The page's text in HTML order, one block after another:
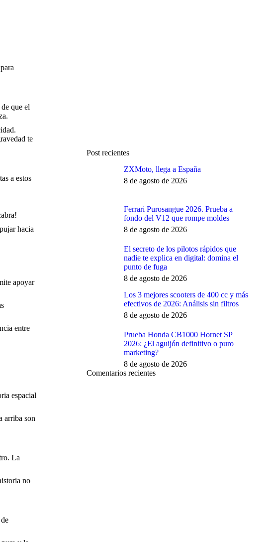
que el
te
a estos
hacia
apoyar
entre
espacial
arriba son
La
no
Post recientes
ZXMoto, llega a España
8 de agosto de 2026
Ferrari Purosangue 2026. Prueba a
fondo del V12 que rompe moldes
8 de agosto de 2026
El secreto de los pilotos rápidos que
nadie te explica en digital: domina el
punto de fuga
8 de agosto de 2026
Los 3 mejores scooters de 400 cc y más
efectivos de 2026: Análisis sin filtros
8 de agosto de 2026
Prueba Honda CB1000 Hornet SP
2026: ¿El aguijón definitivo o puro
marketing?
8 de agosto de 2026
Comentarios recientes